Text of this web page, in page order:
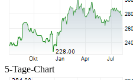
5-Tage-Chart